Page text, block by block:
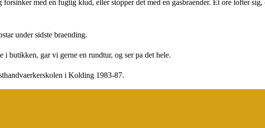
med en fugtig klud, eller stopper det med en gasbraender. Et ore lofter sig,
under sidste braending.
butikken, gar vi gerne en rundtur, og ser pa det hele.
i Kolding 1983-87.